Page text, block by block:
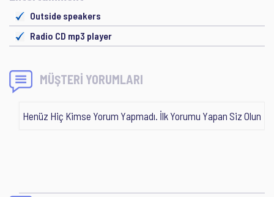
Outside speakers
Radio CD mp3 player
MÜŞTERİ YORUMLARI
Henüz Hiç Kimse Yorum Yapmadı. İlk Yorumu Yapan Siz Olun